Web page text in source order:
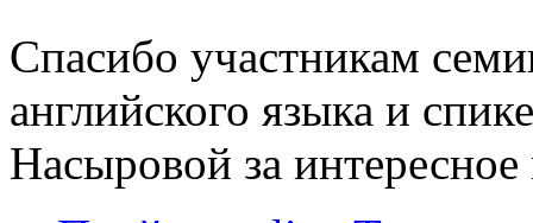
Спасибо участникам
английского языка и
Насыровой за